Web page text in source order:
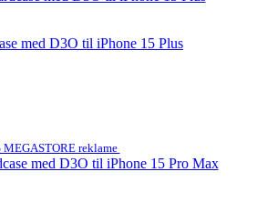
med D3O til iPhone 15 Plus
MEGASTORE reklame